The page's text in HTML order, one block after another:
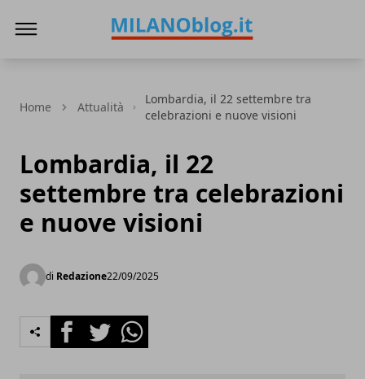
Home Attualità
Lombardia, il 22 settembre tra
celebrazioni e nuove visioni
Lombardia, il 22
settembre tra celebrazioni
e nuove visioni
di Redazione22/09/2025
FacebookTwitterWhatsapp